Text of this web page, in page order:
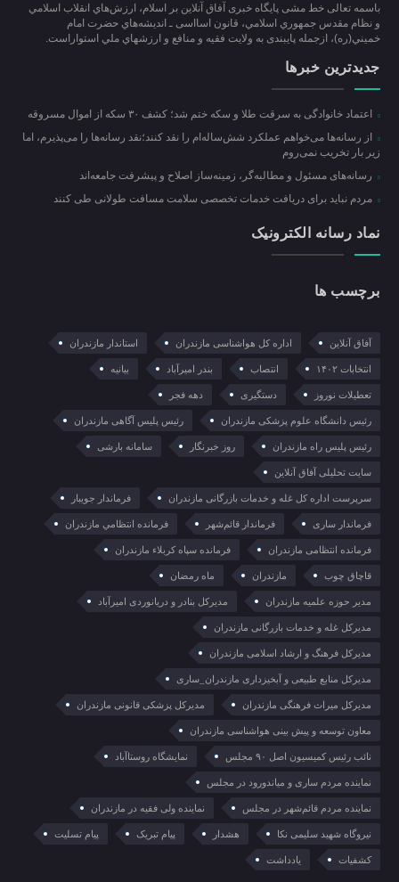
باسمه تعالی خط مشی پایگاه خبری آفاق آنلاین بر اسلام، ارزش‌هاي انقلاب اسلامي
و نظام مقدس جمهوري اسلامي، قانون اسااسی ـ انديشه‌هاي حضرت امام
خميني(ره)، ازجمله پایبندی به ولايت فقيه و منافع و ارزشهاي ملي استواراست.
جدیدترین خبرها
اعتماد خانوادگی به سرقت طلا و سکه ختم شد؛ کشف ۳۰ سکه از اموال مسروقه
از رسانه‌ها می‌خواهم عملکرد شش‌ساله‌ام را نقد کنند؛نقد رسانه‌ها را می‌پذیرم، اما
زیر بار تخریب نمی‌روم
رسانه‌های مسئول و مطالبه‌گر، زمینه‌ساز اصلاح و پیشرفت جامعه‌اند
مردم نباید برای دریافت خدمات تخصصی سلامت مسافت طولانی طی کنند
نماد رسانه الکترونیک
برچسب ها
آفاق آنلاین اداره کل هواشناسی مازندران استاندار مازندران
انتخابات ۱۴۰۲ انتصاب بندر امیرآباد بیانیه
تعطیلات نوروز دستگیری دهه فجر
رئیس دانشگاه علوم پزشکی مازندران رئیس پلیس آگاهی مازندران
رئیس پلیس راه مازندران روز خبرنگار سامانه بارشی
سایت تحلیلی آفاق آنلاین
سرپرست اداره کل غله و خدمات بازرگانی مازندران فرماندار جویبار
فرماندار ساری فرماندار قائم‌شهر فرمانده انتظامي مازندران
فرمانده انتظامی مازندران فرمانده سپاه کربلاء مازندران
قاچاق چوب مازندران ماه رمضان
مدیر حوزه علمیه مازندران مدیرکل بنادر و دریانوردی امیرآباد
مدیرکل غله و خدمات بازرگانی مازندران
مدیرکل فرهنگ و ارشاد اسلامی مازندران
مدیرکل منابع طبیعی و آبخیزداری مازندران_ساری
مدیرکل میراث فرهنگی مازندران مدیرکل پزشکی قانونی مازندران
معاون توسعه و پیش بینی هواشناسی مازندران
نائب رئیس کمیسیون اصل ۹۰ مجلس نمایشگاه روستا‌آباد
نماینده مردم ساری و میاندورود در مجلس
نماینده مردم قائم‌شهر در مجلس نماینده ولی فقیه در مازندران
نیروگاه شهید سلیمی نکا هشدار پیام تبریک پیام تسلیت
کشفیات یادداشت